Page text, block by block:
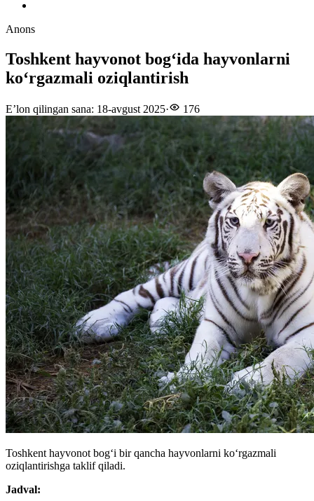
Anons
Toshkent hayvonot bogʻida hayvonlarni
koʻrgazmali oziqlantirish
E’lon qilingan sana: 18-avgust 2025· 176
Toshkent hayvonot bogʻi bir qancha hayvonlarni koʻrgazmali
oziqlantirishga taklif qiladi.
Jadval: